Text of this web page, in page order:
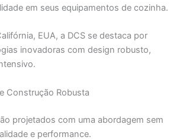
em seus equipamentos de cozinha.
EUA, a DCS se destaca por
inovadoras com design robusto,
Construção Robusta
projetados com uma abordagem sem
e performance.